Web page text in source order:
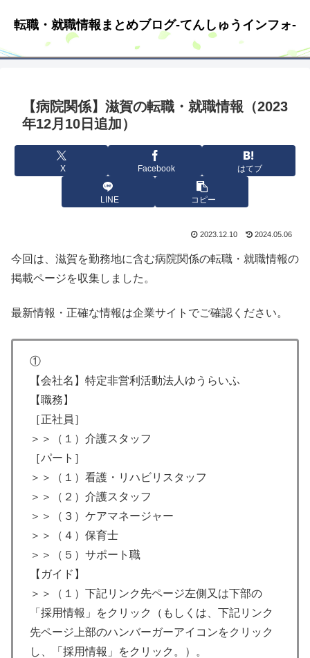
転職・就職情報まとめブログ-てんしゅうインフォ-
【病院関係】滋賀の転職・就職情報（2023
年12月10日追加）
X Facebook はてブ
LINE コピー
2023.12.10 2024.05.06
今回は、滋賀を勤務地に含む病院関係の転職・就職情報の
掲載ページを収集しました。
最新情報・正確な情報は企業サイトでご確認ください。
①
【会社名】特定非営利活動法人ゆうらいふ
【職務】
［正社員］
＞＞（１）介護スタッフ
［パート］
＞＞（１）看護・リハビリスタッフ
＞＞（２）介護スタッフ
＞＞（３）ケアマネージャー
＞＞（４）保育士
＞＞（５）サポート職
【ガイド】
＞＞（１）下記リンク先ページ左側又は下部の
「採用情報」をクリック（もしくは、下記リンク
先ページ上部のハンバーガーアイコンをクリック
し、「採用情報」をクリック。）。